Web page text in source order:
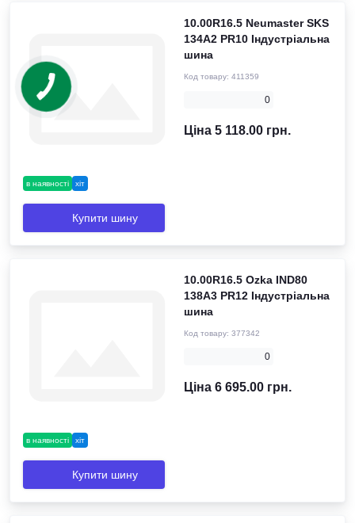
в наявності хіт
10.00R16.5 Neumaster SKS
134A2 PR10 Індустріальна
шина
Код товару: 411359
0
Ціна 5 118.00 грн.
Купити шину
в наявності хіт
10.00R16.5 Ozka IND80
138A3 PR12 Індустріальна
шина
Код товару: 377342
0
Ціна 6 695.00 грн.
Купити шину